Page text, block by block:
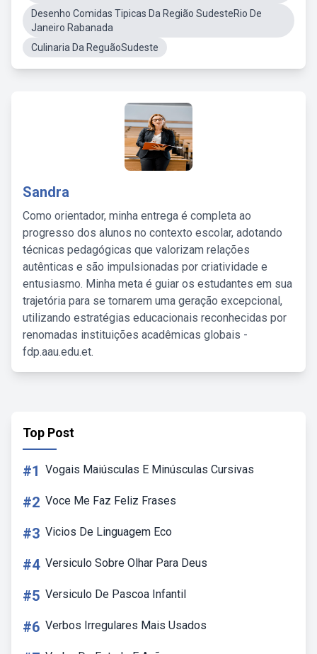
Desenho Comidas Tipicas Da Região SudesteRio De
Janeiro Rabanada
Culinaria Da ReguãoSudeste
Sandra
Como orientador, minha entrega é completa ao
progresso dos alunos no contexto escolar, adotando
técnicas pedagógicas que valorizam relações
autênticas e são impulsionadas por criatividade e
entusiasmo. Minha meta é guiar os estudantes em sua
trajetória para se tornarem uma geração excepcional,
utilizando estratégias educacionais reconhecidas por
renomadas instituições acadêmicas globais -
fdp.aau.edu.et.
Top Post
#1 Vogais Maiúsculas E Minúsculas Cursivas
#2 Voce Me Faz Feliz Frases
#3 Vicios De Linguagem Eco
#4 Versiculo Sobre Olhar Para Deus
#5 Versiculo De Pascoa Infantil
#6 Verbos Irregulares Mais Usados